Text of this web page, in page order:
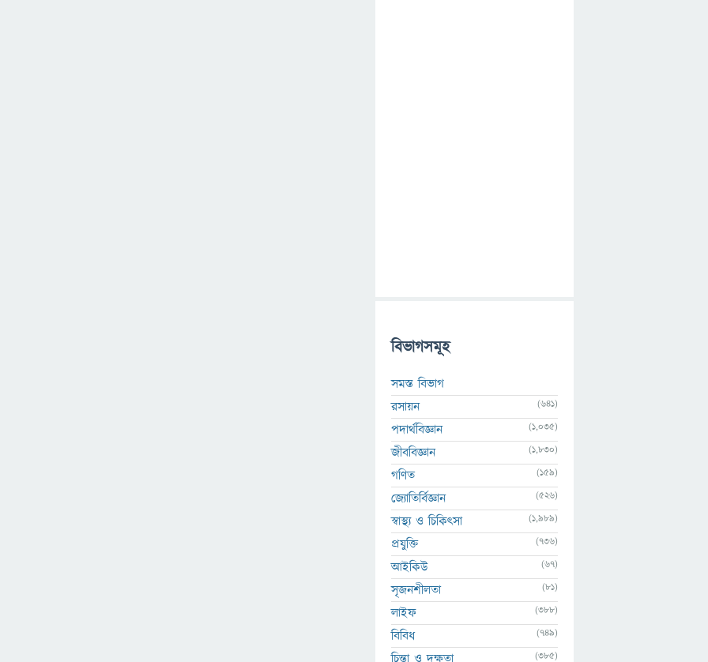
বিভাগসমূহ
সমস্ত বিভাগ
রসায়ন
(641)
পদার্থবিজ্ঞান (1,035)
জীববিজ্ঞান (1,830)
গণিত (159)
জ্যোতির্বিজ্ঞান (526)
স্বাস্থ্য ও চিকিৎসা (1,989)
প্রযুক্তি (736)
আইকিউ (67)
সৃজনশীলতা (81)
লাইফ (388)
বিবিধ (749)
চিন্তা ও দক্ষতা (385)